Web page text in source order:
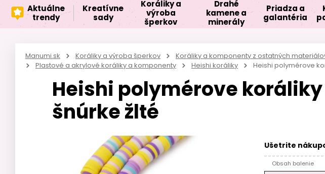
Aktuálne
trendy
Kreatívne
sady
Koráliky a
výroba
šperkov
Drahé
kamene a
minerály
Priadza a
galantéria
Manumi.sk Koráliky a výroba šperkov
Koráliky a komponenty z ostatných
Plastové a akrylové koráliky a komponenty
Heishi koráliky Heishi polymérove
Heishi polymérove
šnúrke žlté
Ušetrite
Obsah balenie